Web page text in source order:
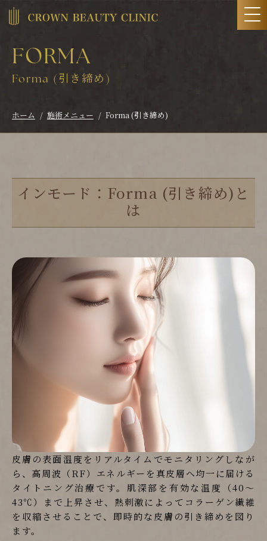
FORMA
Forma (引き締め)
ホーム 施術メニュー Forma (引き締め)
インモード：Forma (引き締め)と
は
皮膚の表面温度をリアルタイムでモニタリングしなが
ら、高周波（RF）エネルギーを真皮層へ均一に届ける
タイトニング治療です。肌深部を有効な温度（40〜
43℃）まで上昇させ、熱刺激によってコラーゲン繊維
を収縮させることで、即時的な皮膚の引き締めを図り
ます。